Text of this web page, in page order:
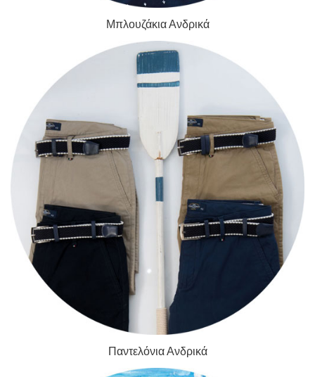
Μπλουζάκια Ανδρικά
Παντελόνια Ανδρικά